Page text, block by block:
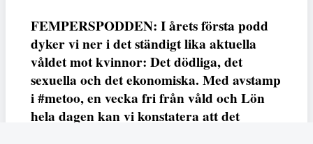
FEMPERSPODDEN: I årets första podd
dyker vi ner i det ständigt lika aktuella
våldet mot kvinnor: Det dödliga, det
sexuella och det ekonomiska. Med avstamp
i #metoo, en vecka fri från våld och Lön
hela dagen kan vi konstatera att det